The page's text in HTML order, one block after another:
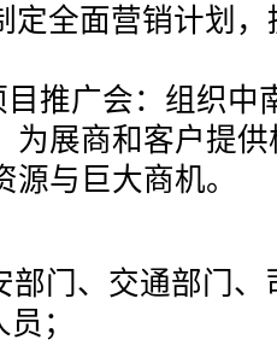
定全面营销计划
目推广会：组织中
为展商和客户提
源与巨大商机。
部门、交通部门
；